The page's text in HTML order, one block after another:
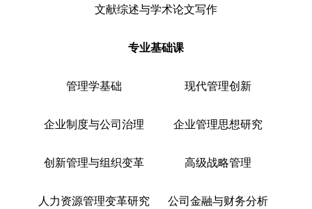
文献综述与学术论文写作
专业基础课
管理学基础 现代管理创新
企业制度与公司治理 企业管理思想研究
创新管理与组织变革 高级战略管理
人力资源管理变革研究 公司金融与财务分析